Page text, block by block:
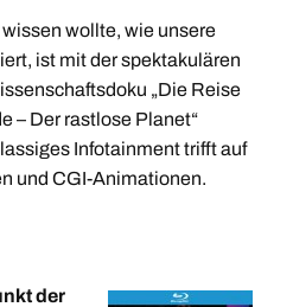
wollte, wie unsere
ist mit der spektakulären
„Die Reise
– Der rastlose Planet“
Infotainment trifft auf
und CGI-Animationen.
der